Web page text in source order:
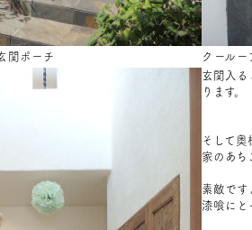
関ポーチ
クールー
玄関入る
ります。
そして
家のあち
素敵です
漆喰にと